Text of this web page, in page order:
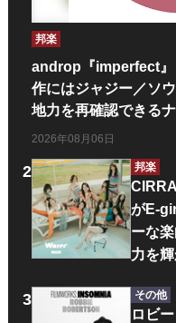
邦楽
androp『imperfect』
作にはジャジー／ソ
地力を再確認できる
2026年08月06日
邦楽
がE-
ーな
力を
その他
ロビ